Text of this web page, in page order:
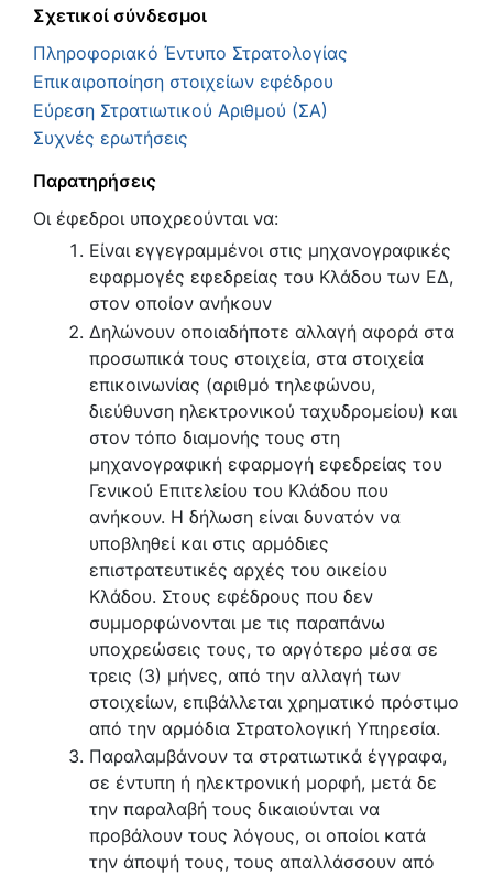
Σχετικοί σύνδεσμοι
Πληροφοριακό Έντυπο Στρατολογίας
Επικαιροποίηση στοιχείων εφέδρου
Εύρεση Στρατιωτικού Αριθμού (ΣΑ)
Συχνές ερωτήσεις
Παρατηρήσεις
Οι έφεδροι υποχρεούνται να:
Είναι εγγεγραμμένοι στις μηχανογραφικές
εφαρμογές εφεδρείας του Κλάδου των ΕΔ,
στον οποίον ανήκουν
Δηλώνουν οποιαδήποτε αλλαγή αφορά στα
προσωπικά τους στοιχεία, στα στοιχεία
επικοινωνίας (αριθμό τηλεφώνου,
διεύθυνση ηλεκτρονικού ταχυδρομείου) και
στον τόπο διαμονής τους στη
μηχανογραφική εφαρμογή εφεδρείας του
Γενικού Επιτελείου του Κλάδου που
ανήκουν. Η δήλωση είναι δυνατόν να
υποβληθεί και στις αρμόδιες
επιστρατευτικές αρχές του οικείου
Κλάδου. Στους εφέδρους που δεν
συμμορφώνονται με τις παραπάνω
υποχρεώσεις τους, το αργότερο μέσα σε
τρεις (3) μήνες, από την αλλαγή των
στοιχείων, επιβάλλεται χρηματικό πρόστιμο
από την αρμόδια Στρατολογική Υπηρεσία.
Παραλαμβάνουν τα στρατιωτικά έγγραφα,
σε έντυπη ή ηλεκτρονική μορφή, μετά δε
την παραλαβή τους δικαιούνται να
προβάλουν τους λόγους, οι οποίοι κατά
την άποψή τους, τους απαλλάσσουν από